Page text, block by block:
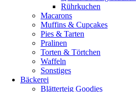
Rührkuchen
Macarons
Muffins & Cupcakes
Pies & Tarten
Pralinen
Torten & Törtchen
Waffeln
Sonstiges
Bäckerei
Blätterteig Goodies